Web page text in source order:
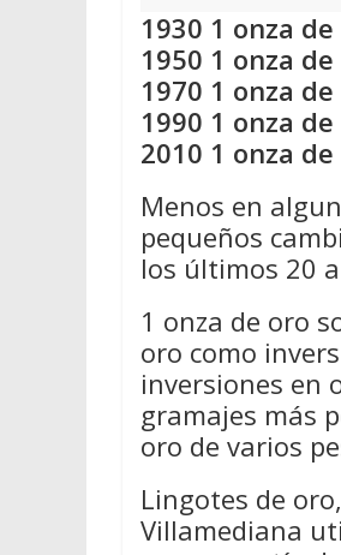
1930 1 onza
1950 1 onza
1970 1 onza
1990 1 onza
2010 1 onza
Menos en
pequeños
los últimos 20
1 onza de oro
oro como
inversiones en
gramajes más
oro de varios
Lingotes de
Villamediana